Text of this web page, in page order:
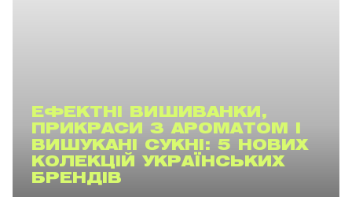
ЕФЕКТНІ ВИШИВАНКИ,
ПРИКРАСИ З АРОМАТОМ І
ВИШУКАНІ СУКНІ: 5 НОВИХ
КОЛЕКЦІЙ УКРАЇНСЬКИХ
БРЕНДІВ